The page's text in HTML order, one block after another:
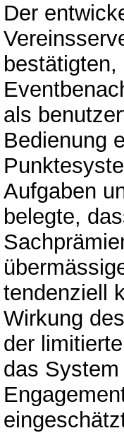
Der
als
Bedienung
Aufgaben
belegte,
tendenziell
Wirkung
der
das